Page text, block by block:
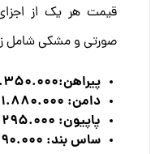
قیمت هر یک از
صورتی و مشکی شامل
پیراهن:1.350.000 تومان
دامن: 1.880.000 تومان
پاپیون: 295.000 تومان
ساس بند: 590.000 تومان